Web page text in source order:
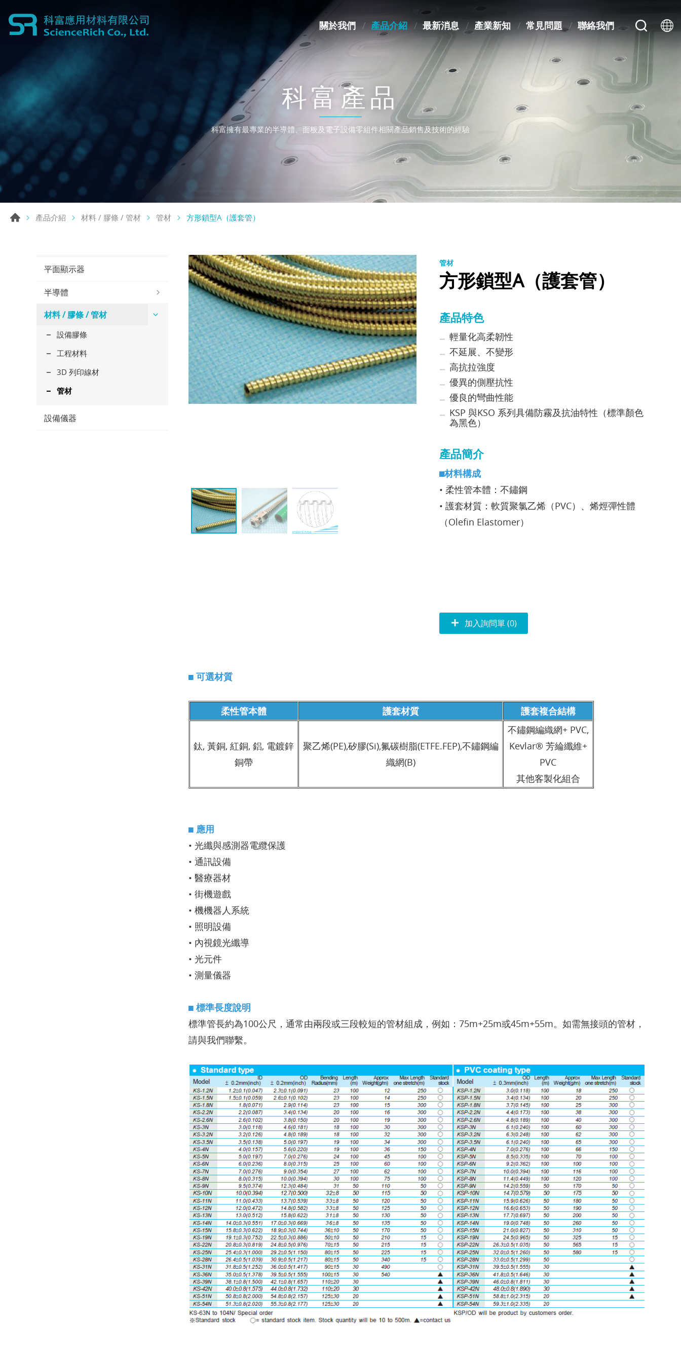
關於我們 產品介紹 最新消息 產業新知 常見問題 聯絡我們
科富產品
科富擁有最專業的半導體、面板及電子設備零組件相關產品銷售及技術的經驗
產品介紹 材料 / 膠條 / 管材 管材 方形鎖型A（護套管）
平面顯示器
半導體
材料 / 膠條 / 管材
設備膠條
工程材料
3D 列印線材
管材
設備儀器
管材
方形鎖型A（護套管）
產品特色
輕量化高柔韌性
不延展、不變形
高抗拉強度
優異的側壓抗性
優良的彎曲性能
KSP 與KSO 系列具備防霧及抗油特性（標準顏色
為黑色）
產品簡介
◼材料構成
• 柔性管本體：不鏽鋼
• 護套材質：軟質聚氯乙烯（PVC）、烯烴彈性體
（Olefin Elastomer）
加入詢問單 (0)
◼ 可選材質
柔性管本體 護套材質 護套複合結構
鈦, 黃銅, 紅銅, 鋁, 電鍍鋅
銅帶
聚乙烯(PE),矽膠(Si),氟碳樹脂(ETFE.FEP),不鏽鋼編
織網(B)
不鏽鋼編織網+ PVC,
Kevlar® 芳綸纖維+
PVC
其他客製化組合
◼ 應用
• 光纖與感測器電纜保護
• 通訊設備
• 醫療器材
• 街機遊戲
• 機機器人系統
• 照明設備
• 內視鏡光纖導
• 光元件
• 測量儀器
◼ 標準長度說明
標準管長約為100公尺，通常由兩段或三段較短的管材組成，例如：75m+25m或45m+55m。如需無接頭的管材，
請與我們聯繫。